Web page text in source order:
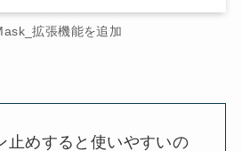
拡張機能を追加
止めすると使いやすいの